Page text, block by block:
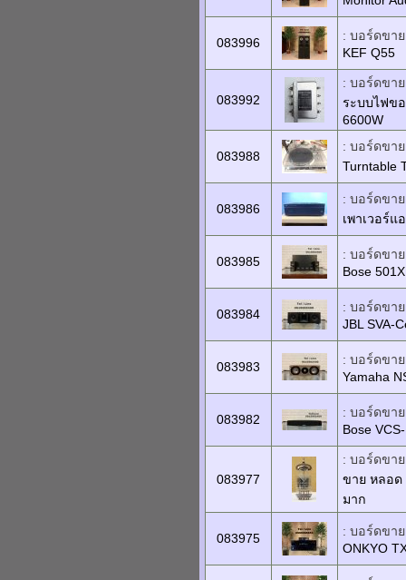
083996
: บอร์ดขาย
KEF Q55
083992
: บอร์ดขาย
ระบบไฟข
6600W
083988
: บอร์ดขาย
Turntable
083986
: บอร์ดขาย
เพาเวอร์แ
083985
: บอร์ดขาย
Bose 501X
083984
: บอร์ดขาย
JBL SVA-
083983
: บอร์ดขาย
Yamaha
083982
: บอร์ดขาย
Bose
083977
: บอร์ดขาย
ขาย หลอด
มาก
083975
: บอร์ดขาย
ONKYO